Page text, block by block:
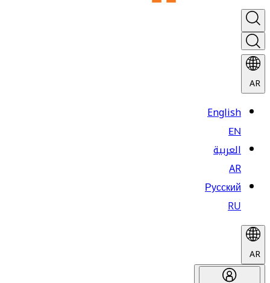
AR
English
EN
العربية
AR
Русский
RU
AR